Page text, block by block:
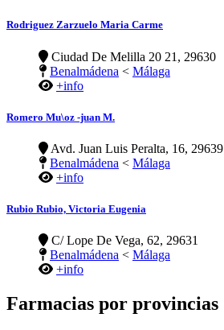
Rodriguez Zarzuelo Maria Carme
Ciudad De Melilla 20 21, 29630
Benalmádena < Málaga
+info
Romero Mu\oz -juan M.
Avd. Juan Luis Peralta, 16, 29639
Benalmádena < Málaga
+info
Rubio Rubio, Victoria Eugenia
C/ Lope De Vega, 62, 29631
Benalmádena < Málaga
+info
Farmacias por provincias